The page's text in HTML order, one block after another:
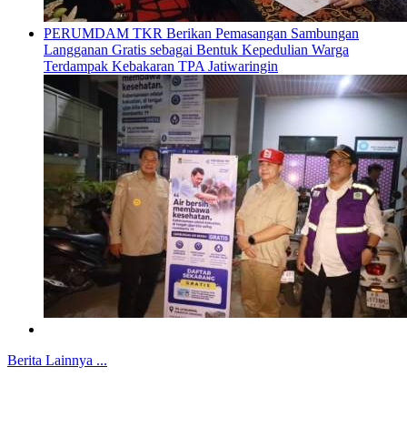
PERUMDAM TKR Berikan Pemasangan Sambungan
Langganan Gratis sebagai Bentuk Kepedulian Warga
Terdampak Kebakaran TPA Jatiwaringin
Berita Lainnya ...